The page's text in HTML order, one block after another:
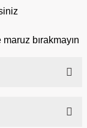
bırakmayın